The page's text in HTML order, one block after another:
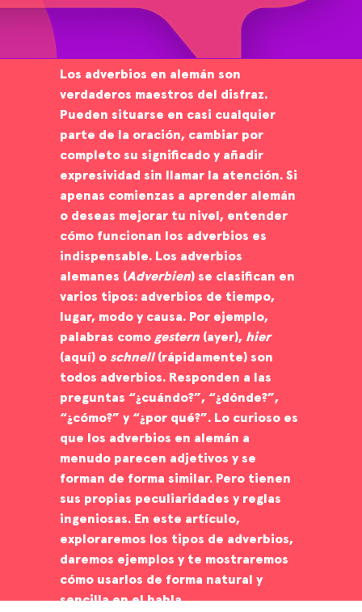
Los adverbios en alemán son
verdaderos maestros del disfraz.
Pueden situarse en casi cualquier
parte de la oración, cambiar por
completo su significado y añadir
expresividad sin llamar la atención. Si
apenas comienzas a aprender alemán
o deseas mejorar tu nivel, entender
cómo funcionan los adverbios es
indispensable. Los adverbios
alemanes (Adverbien) se clasifican en
varios tipos: adverbios de tiempo,
lugar, modo y causa. Por ejemplo,
palabras como gestern (ayer), hier
(aquí) o schnell(rápidamente) son
todos adverbios. Responden a las
preguntas “¿cuándo?”, “¿dónde?”,
“¿cómo?” y “¿por qué?”. Lo curioso es
que los adverbios en alemán a
menudo parecen adjetivos y se
forman de forma similar. Pero tienen
sus propias peculiaridades y reglas
ingeniosas. En este artículo,
exploraremos los tipos de adverbios,
daremos ejemplos y te mostraremos
cómo usarlos de forma natural y
sencilla en el habla.